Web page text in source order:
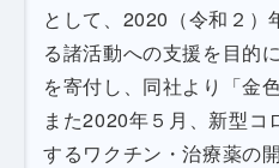
として、2020（令和２）
る諸活動への支援を目的
を寄付し、同社より「金
また2020年５月、新型
するワクチン・治療薬の